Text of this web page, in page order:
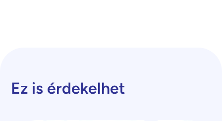
Ez is érdekelhet